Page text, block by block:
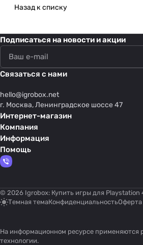
Назад к списку
Подписаться на новости и акции
Связаться с нами
hello@igrobox.net
г. Москва, Ленинградское шоссе 47
Интернет-магазин
Компания
Информация
Помощь
© 2026 Igrobox: Купить игры для Playstation
Темная темаКонфиденциальностьОферта
На информационном ресурсе применяются
технологии.